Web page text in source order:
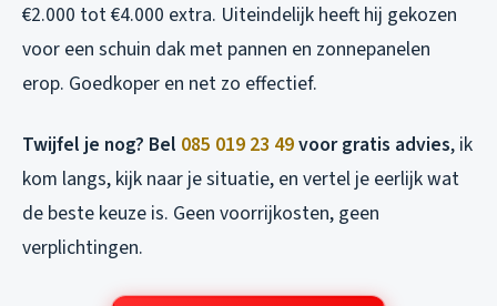
€2.000 tot €4.000 extra. Uiteindelijk heeft hij gekozen
voor een schuin dak met pannen en zonnepanelen
erop. Goedkoper en net zo effectief.
Twijfel je nog? Bel 085 019 23 49voor gratis advies, ik
kom langs, kijk naar je situatie, en vertel je eerlijk wat
de beste keuze is. Geen voorrijkosten, geen
verplichtingen.